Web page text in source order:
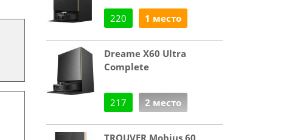
220 1 место
Dreame X60 Ultra
Complete
217 2 место
TROUVER Mobius 60